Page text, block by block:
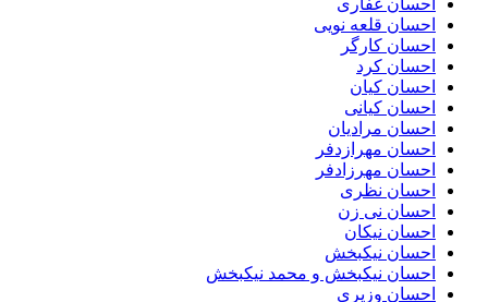
احسان قلعه نویی
احسان کارگر
احسان کرد
احسان کیان
احسان کیانی
احسان مرادیان
احسان مهرازدفر
احسان مهرزادفر
احسان نظری
احسان نی زن
احسان نیکان
احسان نیکبخش
احسان نیکبخش و محمد نیکبخش
احسان وزیری